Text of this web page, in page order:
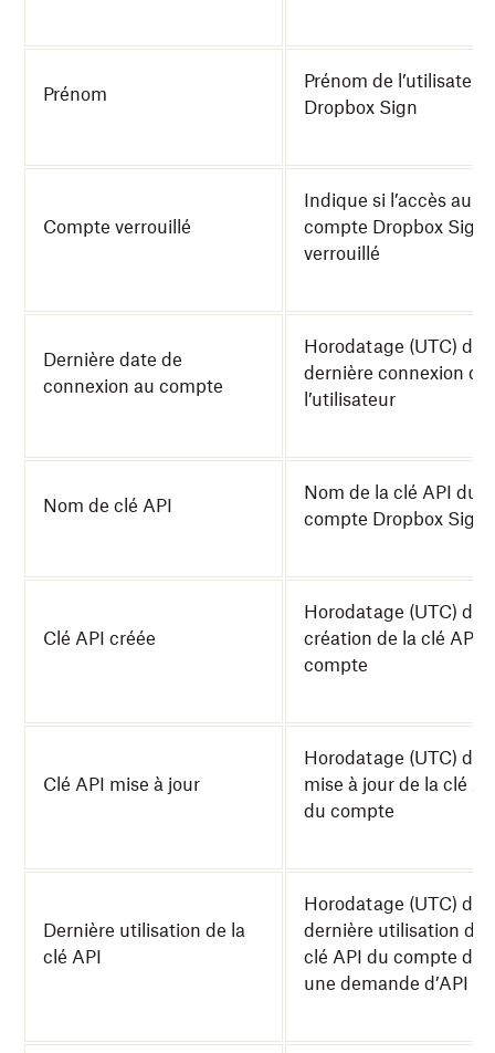
Prénom
Prénom de l’utilisateur
Dropbox Sign
Compte verrouillé
Indique si l’accès au
compte Dropbox Sign
verrouillé
Dernière date de
connexion au compte
Horodatage (UTC) de
dernière connexion de
l’utilisateur
Nom de clé API
Nom de la clé API du
compte Dropbox Sign
Clé API créée
Horodatage (UTC) de
création de la clé API
compte
Clé API mise à jour
Horodatage (UTC) de
mise à jour de la clé
du compte
Dernière utilisation de la
clé API
Horodatage (UTC) de
dernière utilisation de
clé API du compte
une demande d’API